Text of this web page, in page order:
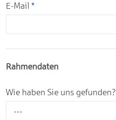
E-Mail *
Rahmendaten
Wie haben Sie uns gefunden?
---